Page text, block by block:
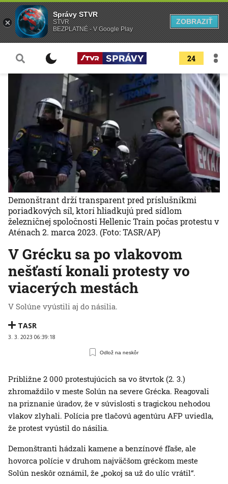
24
V Grécku sa po vlakovom
nešťastí konali protesty vo
viacerých mestách
V Solúne vyústili aj do násilia.
TASR
3. 3. 2023 06:39:18
Odlož na neskôr
Demonštrant drží transparent pred príslušníkmi
poriadkových síl, ktorí hliadkujú pred sídlom
železničnej spoločnosti Hellenic Train počas protestu v
Aténach 2. marca 2023. (Foto: TASR/AP)
Približne 2 000 protestujúcich sa vo štvrtok (2. 3.)
zhromaždilo v meste Solún na severe Grécka. Reagovali
na priznanie úradov, že v súvislosti s tragickou nehodou
vlakov zlyhali. Polícia pre tlačovú agentúru AFP uviedla,
že protest vyústil do násilia.
Demonštranti hádzali kamene a benzínové fľaše, ale
hovorca polície v druhom najväčšom gréckom meste
Solún neskôr oznámil, že „pokoj sa už do ulíc vrátil“.
Správy STVR
STVR
BEZPLATNÉ - V Google Play
ZOBRAZIŤ